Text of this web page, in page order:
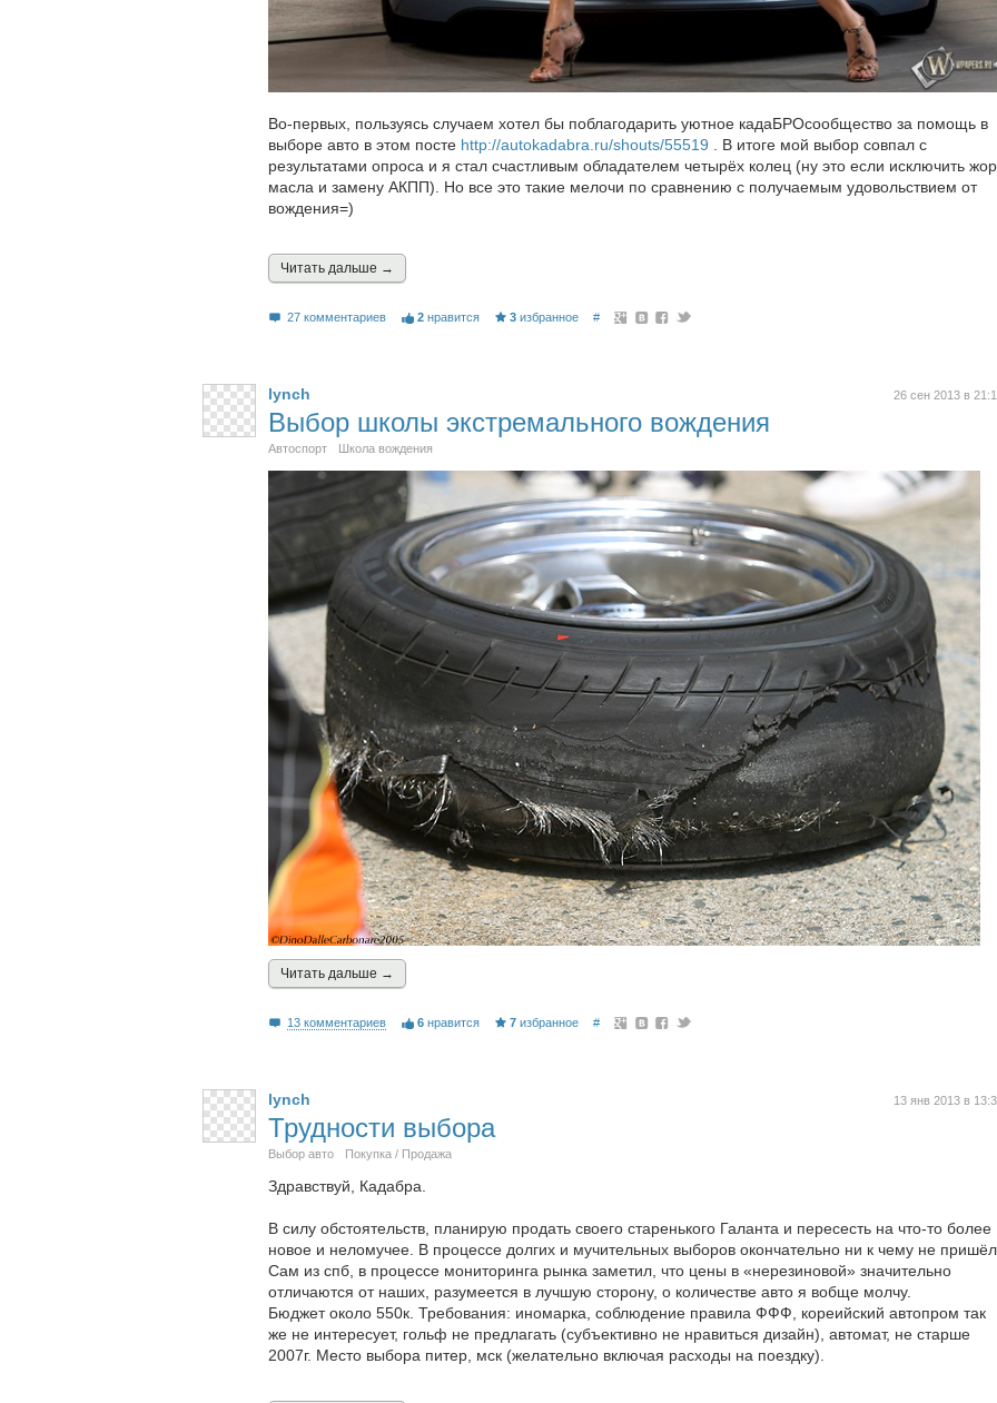
Во-первых, пользуясь случаем хотел бы поблагодарить уютное кадаБРОсообщество за помощь в
выборе авто в этом посте http://autokadabra.ru/shouts/55519 . В итоге мой выбор совпал с
результатами опроса и я стал счастливым обладателем четырёх колец (ну это если исключить жор
масла и замену АКПП). Но все это такие мелочи по сравнению с получаемым удовольствием от
вождения=)
Читать дальшe →
27 комментариев 2 нравится 3 избранное #
26 сен 2013 в
lynch
Выбор школы экстремального вождения
Автоспорт Школа вождения
Читать дальшe →
13 комментариев 6 нравится 7 избранное #
13 янв 2013 в
lynch
Трудности выбора
Выбор авто Покупка / Продажа
Здравствуй, Кадабра.
В силу обстоятельств, планирую продать своего старенького Галанта и пересесть на что-то более
новое и неломучее. В процессе долгих и мучительных выборов окончательно ни к чему не
Сам из спб, в процессе мониторинга рынка заметил, что цены в «нерезиновой» значительно
отличаются от наших, разумеется в лучшую сторону, о количестве авто я вобще молчу.
Бюджет около 550к. Требования: иномарка, соблюдение правила ФФФ, кореийский автопром так
же не интересует, гольф не предлагать (субъективно не нравиться дизайн), автомат, не старше
2007г. Место выбора питер, мск (желательно включая расходы на поездку).